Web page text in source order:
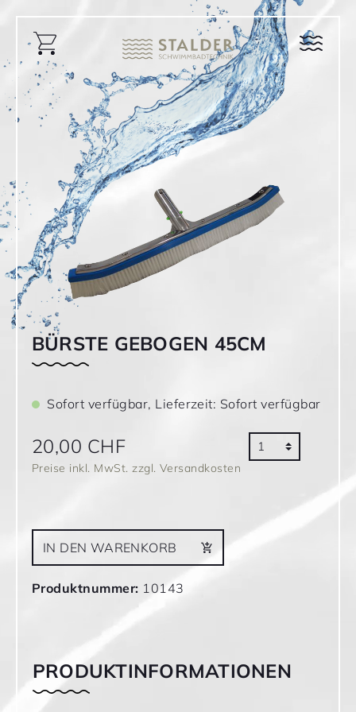
BÜRSTE GEBOGEN 45CM
Sofort verfügbar, Lieferzeit: Sofort verfügbar
20,00 CHF
Preise inkl. MwSt. zzgl. Versandkosten
IN DEN WARENKORB
Produktnummer: 10143
PRODUKTINFORMATIONEN